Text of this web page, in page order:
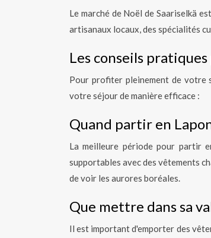
Le marché de Noël de Saariselkä
artisanaux locaux, des spécialités
Les conseils
Pour profiter pleinement de votre
votre séjour de manière efficace :
Quand partir en
La meilleure période pour partir
supportables avec des vêtements
de voir les aurores boréales.
Que mettre dans sa
Il est important d'emporter des